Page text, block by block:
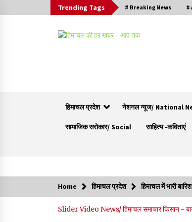
Trending Tags # Breaking News #
हिमाचल प्रदेश नेशनल न्यूज/ National
सामाजिक सरोकार/ Social साहित्य -कविताएं
सरकार ने सेब उत्पादकों की तोड़ी कमर- संदीपनी
Home हिमाचल प्रदेश हिमाचल में भारी
SliderVideo News/ हिमाचल समाचारकिसान -